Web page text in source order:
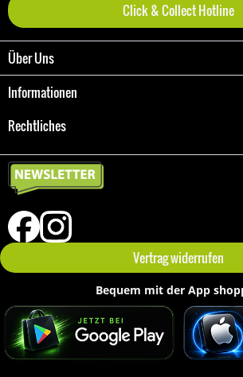
Click & Collect Hotline
Über Uns
Informationen
Rechtliches
Vertrag widerrufen
Bequem mit der App